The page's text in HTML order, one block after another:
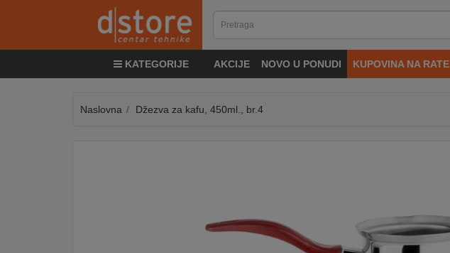
KATEGORIJE AKCIJE NOVO U PONUDI KUPOVINA NA RATE
&
Naslovna Džezva za kafu, 450ml., br.4